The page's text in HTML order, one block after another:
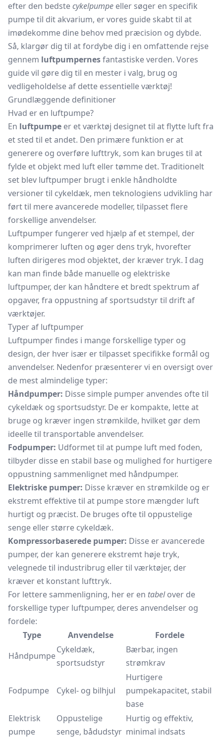
efter den bedstecykelpumpe eller søger en specifik
pumpe til dit akvarium, er vores guide skabt til at
imødekomme dine behov med præcision og dybde.
Så, klargør dig til at fordybe dig i en omfattende rejse
gennem luftpumpernesfantastiske verden. Vores
guide vil gøre dig til en mester i valg, brug og
vedligeholdelse af dette essentielle værktøj!
Grundlæggende definitioner
Hvad er en luftpumpe?
En luftpumpe er et værktøj designet til at flytte luft fra
et sted til et andet. Den primære funktion er at
generere og overføre lufttryk, som kan bruges til at
fylde et objekt med luft eller tømme det. Traditionelt
set blev luftpumper brugt i enkle håndholdte
versioner til cykeldæk, men teknologiens udvikling har
ført til mere avancerede modeller, tilpasset flere
forskellige anvendelser.
Luftpumper fungerer ved hjælp af et stempel, der
komprimerer luften og øger dens tryk, hvorefter
luften dirigeres mod objektet, der kræver tryk. I dag
kan man finde både manuelle og elektriske
luftpumper, der kan håndtere et bredt spektrum af
opgaver, fra oppustning af sportsudstyr til drift af
værktøjer.
Typer af luftpumper
Luftpumper findes i mange forskellige typer og
design, der hver især er tilpasset specifikke formål og
anvendelser. Nedenfor præsenterer vi en oversigt over
de mest almindelige typer:
Håndpumper: Disse simple pumper anvendes ofte til
cykeldæk og sportsudstyr. De er kompakte, lette at
bruge og kræver ingen strømkilde, hvilket gør dem
ideelle til transportable anvendelser.
Fodpumper: Udformet til at pumpe luft med foden,
tilbyder disse en stabil base og mulighed for hurtigere
oppustning sammenlignet med håndpumper.
Elektriske pumper: Disse kræver en strømkilde og er
ekstremt effektive til at pumpe store mængder luft
hurtigt og præcist. De bruges ofte til oppustelige
senge eller større cykeldæk.
Kompressorbaserede pumper: Disse er avancerede
pumper, der kan generere ekstremt høje tryk,
velegnede til industribrug eller til værktøjer, der
kræver et konstant lufttryk.
For lettere sammenligning, her er en tabelover de
forskellige typer luftpumper, deres anvendelser og
fordele:
Type
Anvendelse
Fordele
Håndpumpe
Cykeldæk,
sportsudstyr
Bærbar, ingen
strømkrav
Fodpumpe Cykel- og bilhjul
Hurtigere
pumpekapacitet, stabil
base
Elektrisk
pumpe
Oppustelige
senge, bådudstyr
Hurtig og effektiv,
minimal indsats